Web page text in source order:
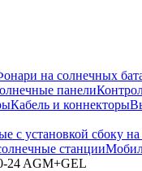
на солнечных
панели
Кабель и коннекторы
с установкой сбоку
станции
24 AGM+GEL